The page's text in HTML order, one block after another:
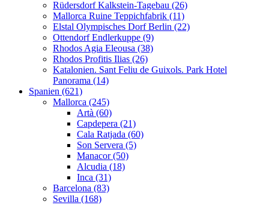
Rüdersdorf Kalkstein-Tagebau (26)
Mallorca Ruine Teppichfabrik (11)
Elstal Olympisches Dorf Berlin (22)
Ottendorf Endlerkuppe (9)
Rhodos Agia Eleousa (38)
Rhodos Profitis Ilias (26)
Katalonien. Sant Feliu de Guixols. Park Hotel
Panorama (14)
Spanien (621)
Mallorca (245)
Artà (60)
Capdepera (21)
Cala Ratjada (60)
Son Servera (5)
Manacor (50)
Alcudia (18)
Inca (31)
Barcelona (83)
Sevilla (168)